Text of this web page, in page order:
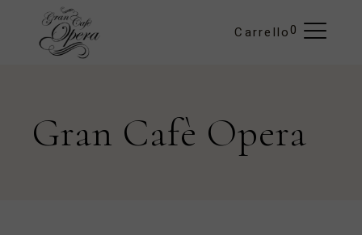
Carrello0
Gran Cafè Opera